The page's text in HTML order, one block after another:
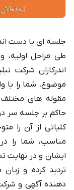
جلسه ای با دست
طی مراحل اولیه،
اندرکاران شرکت
موضوع، شما را
مقوله های مختلف
حاکم بر جلسه سر
کلیاتی از آن را
مناسب، شما را
ایشان و در نهایت
تردید کرده و
دهنده آگهی و شرکت